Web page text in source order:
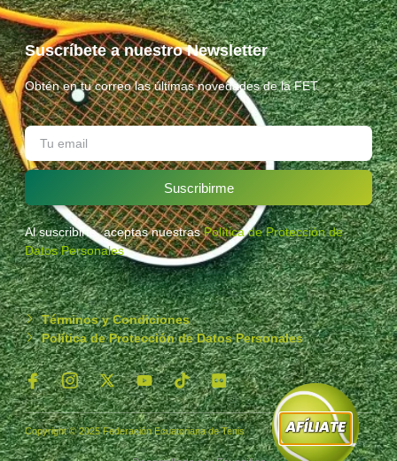
Suscríbete a nuestro Newsletter
Obtén en tu correo las últimas novedades de la FET.
Suscribirme
Al suscribirte, aceptas nuestrasPolítica de Protección de
Datos Personales.
Términos y Condiciones
Política de Protección de Datos Personales
Copyright © 2025 Federación Ecuatoriana de Tenis